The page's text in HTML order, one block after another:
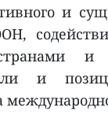
и
и
и